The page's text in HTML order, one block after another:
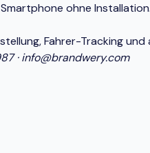
ohne
Fahrer-Tracking
·info@brandwery.com